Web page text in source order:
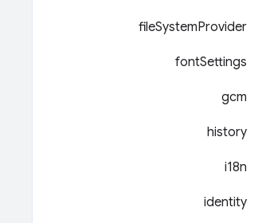
fileSystemProvider
fontSettings
gcm
history
i18n
identity